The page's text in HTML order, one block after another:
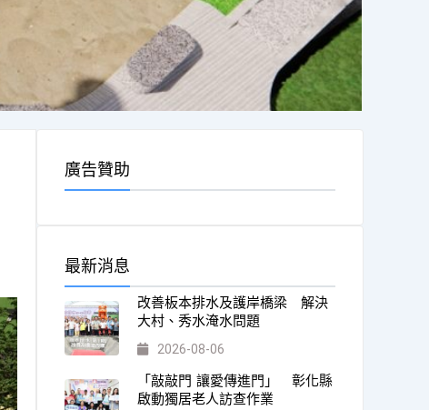
廣告贊助
最新消息
改善板本排水及護岸橋梁 解決
大村、秀水淹水問題
2026-08-06
「敲敲門 讓愛傳進門」 彰化縣
啟動獨居老人訪查作業